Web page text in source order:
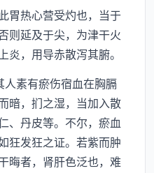
热心营受灼也，当于
则延及于尖，为津干火
炎，用导赤散泻其腑。
素有瘀伤宿血在胸膈
暗，扪之湿，当加入散
、丹皮等。不尔，瘀血
狂发狂之证。若紫而肿
晦者，肾肝色泛也，难